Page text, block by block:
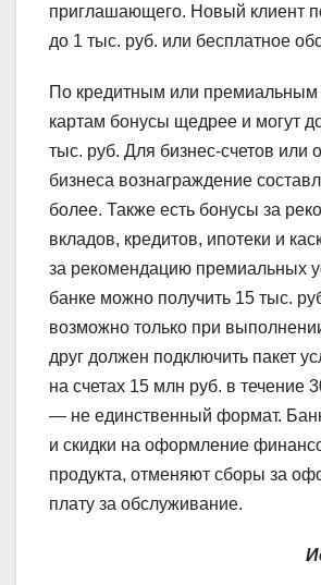
приглашающего. Новый клиент
до 1 тыс. руб. или бесплатное
По кредитным или
картам бонусы щедрее и могут
тыс. руб. Для бизнес-счетов или
бизнеса вознаграждение
более. Также есть бонусы за
вкладов, кредитов, ипотеки и
за рекомендацию премиальных
банке можно получить 15 тыс.
возможно только при
друг должен подключить пакет
на счетах 15 млн руб. в течение
— не единственный формат.
и скидки на оформление
продукта, отменяют сборы за
плату за обслуживание.